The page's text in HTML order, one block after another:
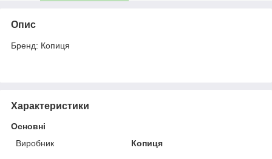
Опис
Бренд: Копиця
Характеристики
Основні
Виробник
Копиця